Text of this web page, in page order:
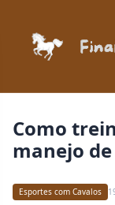
Esportes com Cavalos
Como treinar para provas de
manejo